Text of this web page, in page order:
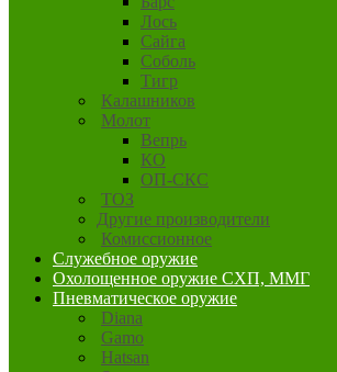
Лось
Сайга
Соболь
Тигр
Калашников
Молот
Вепрь
КО
ОП-СКС
ТОЗ
Другие производители
Комиссионное
Служебное оружие
Охолощенное оружие СХП, ММГ
Пневматическое оружие
Diana
Gamo
Hatsan